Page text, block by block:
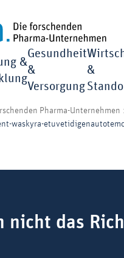
&
Gesundheit
&
Versorgung
&
Pharma-Unternehmen
waskyra-
nicht das